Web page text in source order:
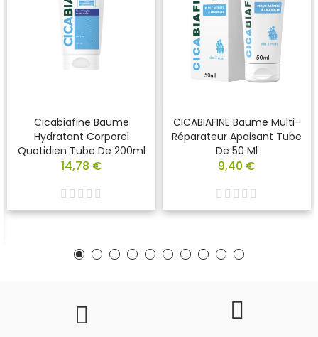
Cicabiafine Baume
Hydratant Corporel
Quotidien Tube De 200ml
14,78 €
CICABIAFINE Baume Multi-
Réparateur Apaisant Tube
De 50 Ml
9,40 €